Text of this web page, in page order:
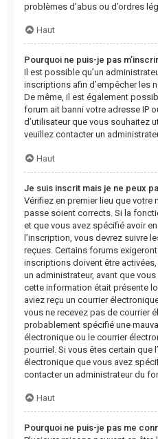
problèmes d’abus ou d’ordres
Haut
Pourquoi ne puis-je pas
Il est possible qu’un
inscriptions afin d’empêcher les
De même, il est également
forum ait banni votre adresse IP
d’utilisateur que vous souhaitez
veuillez contacter un
Haut
Je suis inscrit mais je ne peux
Vérifiez en premier lieu que votre
passe soient corrects. Si la
et que vous avez spécifié avoir
l’inscription, vous devrez suivre
reçues. Certains forums
inscriptions doivent être
un administrateur, avant que
cette information était présente
aviez reçu un courrier
vous ne recevez pas de courrier
probablement spécifié une
électronique ou le courrier
pourriel. Si vous êtes certain que
électronique que vous avez
contacter un administrateur du
Haut
Pourquoi ne puis-je pas me